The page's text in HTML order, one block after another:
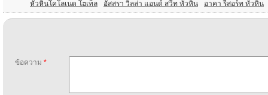
หัวหินโคโลเนด โฮเท็ล อัสสรา วิลล่า แอนด์ สวีท หัวหิน อาคา รีสอร์ท หัวหิน
ข้อความ *